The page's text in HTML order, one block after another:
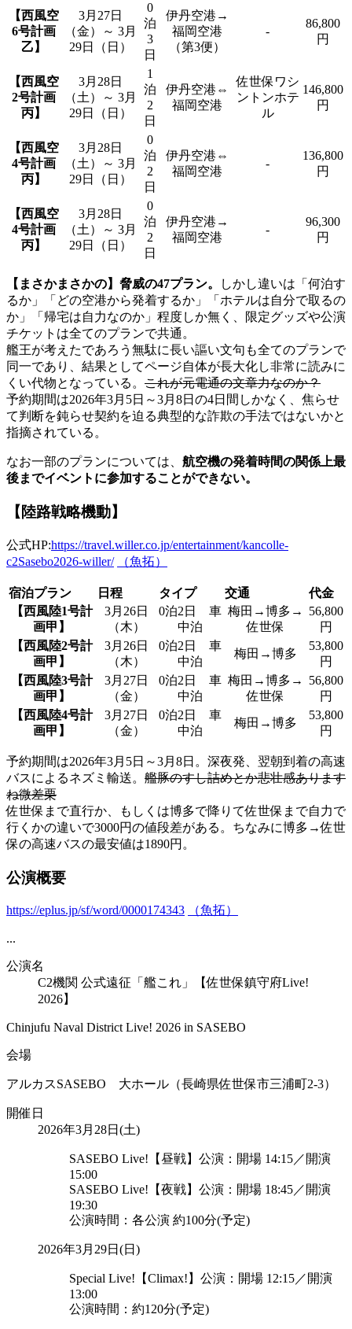
【西風空
6号計画
乙】
3月27日
（金）～ 3月
29日（日）
0
泊
3
日
伊丹空港→
福岡空港
（第3便）
-
86,800
円
【西風空
2号計画
丙】
3月28日
（土）～ 3月
29日（日）
1
泊
2
日
伊丹空港⇔
福岡空港
佐世保ワシ
ントンホテ
ル
146,800
円
【西風空
4号計画
丙】
3月28日
（土）～ 3月
29日（日）
0
泊
2
日
伊丹空港⇔
福岡空港
-
136,800
円
【西風空
4号計画
丙】
3月28日
（土）～ 3月
29日（日）
0
泊
2
日
伊丹空港→
福岡空港
-
96,300
円
【まさかまさかの】脅威の47プラン。
しかし違いは「何泊す
るか」「どの空港から発着するか」「ホテルは自分で取るの
か」「帰宅は自力なのか」程度しか無く、限定グッズや公演
チケットは全てのプランで共通。
艦王が考えたであろう無駄に長い謳い文句も全てのプランで
同一であり、結果としてページ自体が長大化し非常に読みに
くい代物となっている。 これが元電通の文章力なのか？
予約期間は2026年3月5日～3月8日の4日間しかなく、焦らせ
て判断を鈍らせ契約を迫る典型的な詐欺の手法ではないかと
指摘されている。
なお一部のプランについては、 航空機の発着時間の関係上最
後までイベントに参加することができない。
【陸路戦略機動】
公式HP:https://travel.willer.co.jp/entertainment/kancolle-
c2Sasebo2026-willer/
（魚拓）
宿泊プラン 日程 タイプ 交通
代金
【西風陸1号計
画甲】
3月26日
（木）
0泊2日 車
中泊
梅田→博多→
佐世保
56,800
円
【西風陸2号計
画甲】
3月26日
（木）
0泊2日 車
中泊
梅田→博多
53,800
円
【西風陸3号計
画甲】
3月27日
（金）
0泊2日 車
中泊
梅田→博多→
佐世保
56,800
円
【西風陸4号計
画甲】
3月27日
（金）
0泊2日 車
中泊
梅田→博多
53,800
円
予約期間は2026年3月5日～3月8日。深夜発、翌朝到着の高速
バスによるネズミ輸送。 艦豚のすし詰めとか悲壮感あります
ね微差栗
佐世保まで直行か、もしくは博多で降りて佐世保まで自力で
行くかの違いで3000円の値段差がある。ちなみに博多→佐世
保の高速バスの最安値は1890円。
公演概要
https://eplus.jp/sf/word/0000174343 （魚拓）
...
公演名
C2機関 公式遠征「艦これ」【佐世保鎮守府Live!
2026】
Chinjufu Naval District Live! 2026 in SASEBO
会場
アルカスSASEBO 大ホール（長崎県佐世保市三浦町2-3）
開催日
2026年3月28日(土)
SASEBO Live!【昼戦】公演：開場 14:15／開演
15:00
SASEBO Live!【夜戦】公演：開場 18:45／開演
19:30
公演時間：各公演 約100分(予定)
2026年3月29日(日)
Special Live!【Climax!】公演：開場 12:15／開演
13:00
公演時間：約120分(予定)